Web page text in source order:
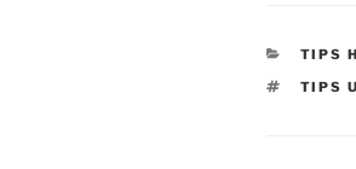
TIPS
TAGS
TIPS